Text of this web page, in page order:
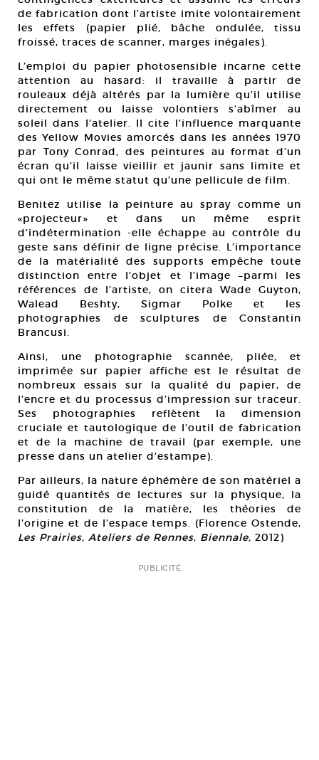
de fabrication dont l’artiste imite volontairement
les effets (papier plié, bâche ondulée, tissu
froissé, traces de scanner, marges inégales).
L’emploi du papier photosensible incarne cette
attention au hasard: il travaille à partir de
rouleaux déjà altérés par la lumière qu’il utilise
directement ou laisse volontiers s’abîmer au
soleil dans l’atelier. Il cite l’influence marquante
des Yellow Movies amorcés dans les années 1970
par Tony Conrad, des peintures au format d’un
écran qu’il laisse vieillir et jaunir sans limite et
qui ont le même statut qu’une pellicule de film.
Benitez utilise la peinture au spray comme un
«projecteur» et dans un même esprit
d’indétermination -elle échappe au contrôle du
geste sans définir de ligne précise. L’importance
de la matérialité des supports empêche toute
distinction entre l’objet et l’image –parmi les
références de l’artiste, on citera Wade Guyton,
Walead Beshty, Sigmar Polke et les
photographies de sculptures de Constantin
Brancusi.
Ainsi, une photographie scannée, pliée, et
imprimée sur papier affiche est le résultat de
nombreux essais sur la qualité du papier, de
l’encre et du processus d’impression sur traceur.
Ses photographies reflètent la dimension
cruciale et tautologique de l’outil de fabrication
et de la machine de travail (par exemple, une
presse dans un atelier d’estampe).
Par ailleurs, la nature éphémère de son matériel a
guidé quantités de lectures sur la physique, la
constitution de la matière, les théories de
l’origine et de l’espace temps. (Florence Ostende,
Les Prairies, Ateliers de Rennes, Biennale, 2012)
PUBLICITÉ